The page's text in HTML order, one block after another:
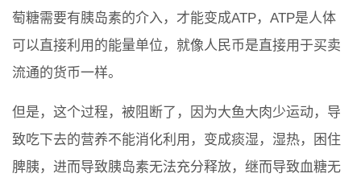
萄糖需要有胰岛素的介入，才能变成ATP，ATP是人体
可以直接利用的能量单位，就像人民币是直接用于买卖
流通的货币一样。
但是，这个过程，被阻断了，因为大鱼大肉少运动，导
致吃下去的营养不能消化利用，变成痰湿，湿热，困住
脾胰，进而导致胰岛素无法充分释放，继而导致血糖无